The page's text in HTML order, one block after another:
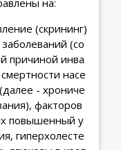
(скрининг)
(со
причиной инва
насе
- хрониче
факторов
повышенный у
гиперхолесте